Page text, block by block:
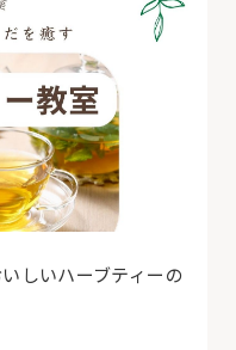
しいハーブティーの